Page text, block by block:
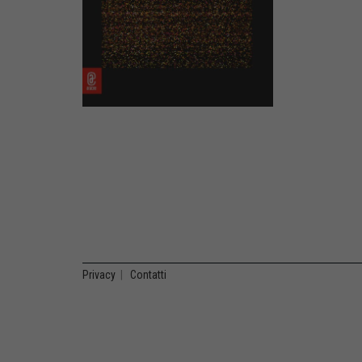
Privacy Contatti